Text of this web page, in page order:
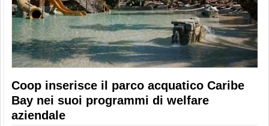
Coop inserisce il parco acquatico Caribe
Bay nei suoi programmi di welfare
aziendale